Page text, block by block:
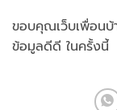
ขอบคุณเว็บเพื่อน
ข้อมูลดีดี ในครั้งนี้